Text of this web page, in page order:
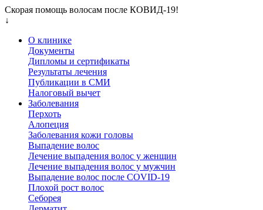
Скорая помощь волосам после КОВИД-19!
↓
О клинике
Документы
Дипломы и сертификаты
Результаты лечения
Публикации в СМИ
Налоговый вычет
Заболевания
Перхоть
Алопеция
Заболевания кожи головы
Выпадение волос
Лечение выпадения волос у женщин
Лечение выпадения волос у мужчин
Выпадение волос после COVID-19
Плохой рост волос
Cеборея